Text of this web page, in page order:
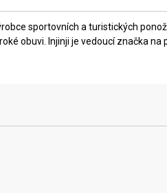
sportovních a turistických
obuvi. Injinji je vedoucí značka